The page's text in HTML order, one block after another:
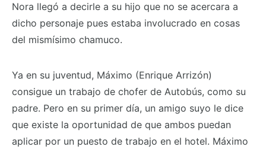
Nora llegó a decirle a su hijo que no se acercara a
dicho personaje pues estaba involucrado en cosas
del mismísimo chamuco.
Ya en su juventud, Máximo (Enrique Arrizón)
consigue un trabajo de chofer de Autobús, como su
padre. Pero en su primer día, un amigo suyo le dice
que existe la oportunidad de que ambos puedan
aplicar por un puesto de trabajo en el hotel. Máximo